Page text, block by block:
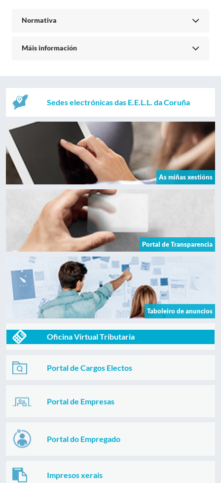
Normativa
Máis información
Sedes electrónicas das E.E.L.L. da Coruña
As miñas xestións
Portal de Transparencia
Taboleiro de anuncios
Oficina Virtual Tributaria
Portal de Cargos Electos
Portal de Empresas
Portal do Empregado
Impresos xerais